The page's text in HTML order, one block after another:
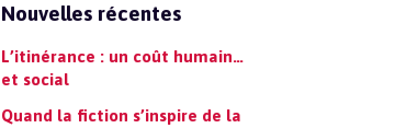
Nouvelles récentes
L’itinérance : un coût humain…
et social
Quand la fiction s’inspire de la